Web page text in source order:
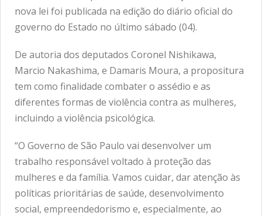
nova lei foi publicada na edição do diário oficial do
governo do Estado no último sábado (04).
De autoria dos deputados Coronel Nishikawa,
Marcio Nakashima, e Damaris Moura, a propositura
tem como finalidade combater o assédio e as
diferentes formas de violência contra as mulheres,
incluindo a violência psicológica.
“O Governo de São Paulo vai desenvolver um
trabalho responsável voltado à proteção das
mulheres e da família. Vamos cuidar, dar atenção às
políticas prioritárias de saúde, desenvolvimento
social, empreendedorismo e, especialmente, ao